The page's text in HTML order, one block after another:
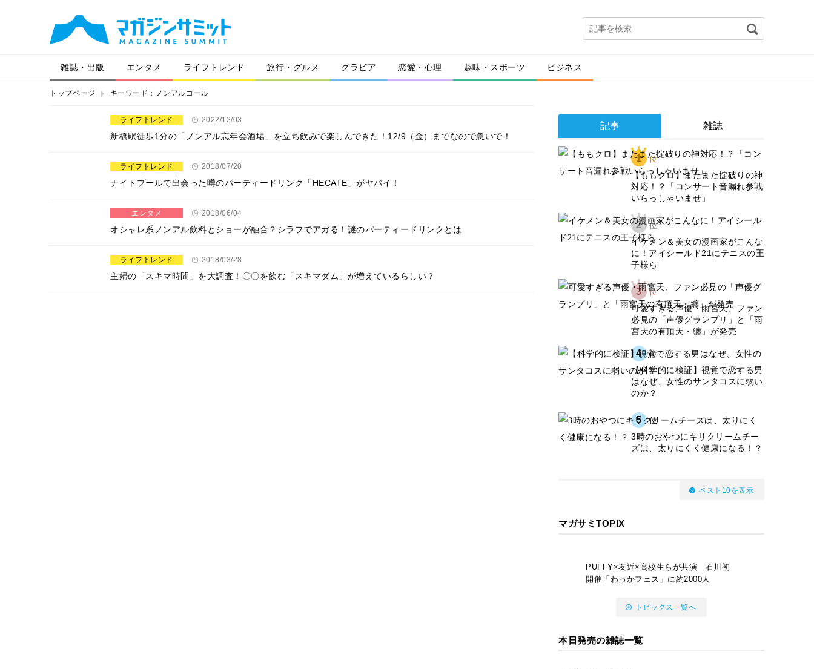
雑誌・出版 エンタメ ライフトレンド 旅行・グルメ グラビア 恋愛・心理 趣味・スポーツ ビジネス
トップページ キーワード：ノンアルコール
ライフトレンド 2022/12/03
新橋駅徒歩1分の「ノンアル忘年会酒場」を立ち飲みで楽しんできた！12/9（金）までなので急いで！
ライフトレンド 2018/07/20
ナイトプールで出会った噂のパーティードリンク「HECATE」がヤバイ！
エンタメ 2018/06/04
オシャレ系ノンアル飲料とショーが融合？シラフでアガる！謎のパーティードリンクとは
ライフトレンド 2018/03/28
主婦の「スキマ時間」を大調査！〇〇を飲む「スキマダム」が増えているらしい？
記事 雑誌
1 位
【ももクロ】またまた掟破りの神
対応！？「コンサート音漏れ参戦
いらっしゃいませ」
2 位
イケメン＆美女の漫画家がこんな
に！アイシールド21にテニスの王
子様ら
3 位
可愛すぎる声優・雨宮天、ファン
必見の「声優グランプリ」と「雨
宮天の有頂天・纏」が発売
4 位
【科学的に検証】視覚で恋する男
はなぜ、女性のサンタコスに弱い
のか？
5 位
3時のおやつにキリクリームチー
ズは、太りにくく健康になる！？
ベスト10を表示
マガサミTOPIX
PUFFY×友近×高校生らが共演 石川初
開催「わっかフェス」に約2000人
トピックス一覧へ
本日発売の雑誌一覧